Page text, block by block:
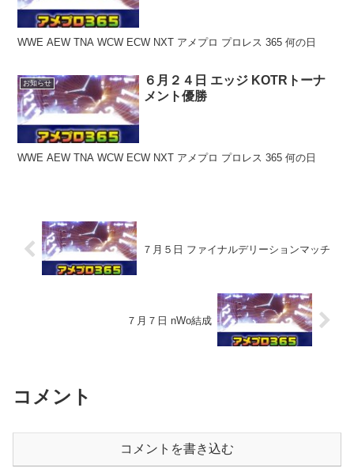
WWE AEW TNA WCW ECW NXT アメプロ プロレス 365 何の日
お知らせ
６月２４日 エッジ KOTRトーナ
メント優勝
WWE AEW TNA WCW ECW NXT アメプロ プロレス 365 何の日
７月５日 ファイナルデリーションマッチ
７月７日 nWo結成
コメント
コメントを書き込む